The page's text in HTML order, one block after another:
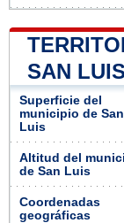
SAN LUIS
Superficie del
municipio de San
Luis
Altitud del
de San Luis
Coordenadas
geográficas